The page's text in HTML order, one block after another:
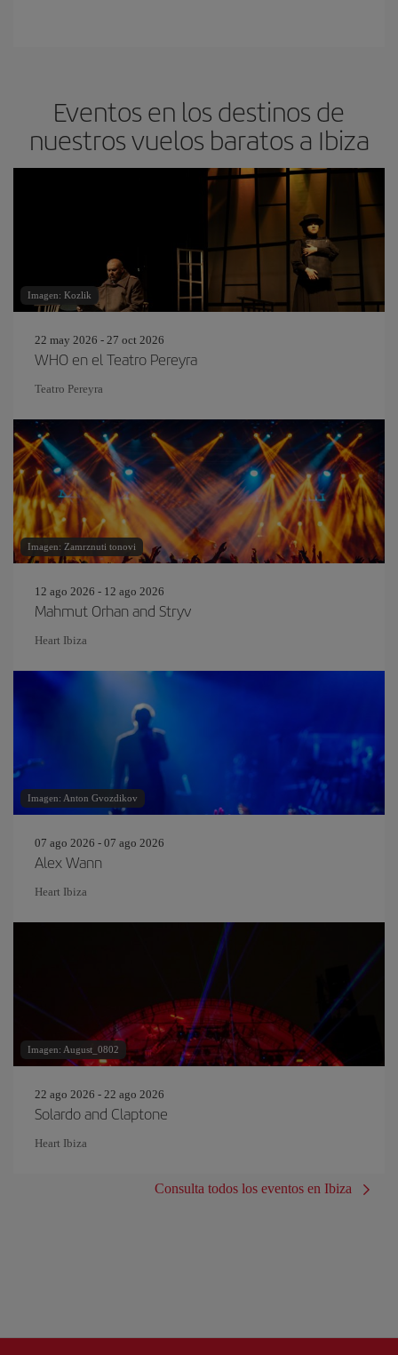
Eventos en los destinos de
nuestros vuelos baratos a Ibiza
Imagen: Kozlik
22 may 2026 - 27 oct 2026
WHO en el Teatro Pereyra
Teatro Pereyra
Imagen: Zamrznuti tonovi
12 ago 2026 - 12 ago 2026
Mahmut Orhan and Stryv
Heart Ibiza
Imagen: Anton Gvozdikov
07 ago 2026 - 07 ago 2026
Alex Wann
Heart Ibiza
Imagen: August_0802
22 ago 2026 - 22 ago 2026
Solardo and Claptone
Heart Ibiza
Consulta todos los eventos en Ibiza